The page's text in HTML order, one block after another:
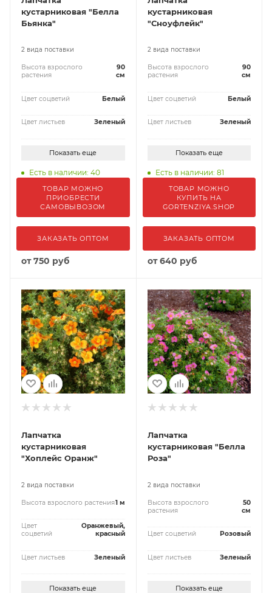
кустарниковая "Белла
Бьянка"
2 вида поставки
Высота взрослого
растения
90
см
Цвет соцветий Белый
Цвет листьев Зеленый
Показать еще
Есть в наличии: 40
ТОВАР МОЖНО
ПРИОБРЕСТИ
САМОВЫВОЗОМ
ЗАКАЗАТЬ ОПТОМ
от750 руб
кустарниковая
"Сноуфлейк"
2 вида поставки
Высота взрослого
растения
90
см
Цвет соцветий Белый
Цвет листьев Зеленый
Показать еще
Есть в наличии: 81
ТОВАР МОЖНО
КУПИТЬ НА
GORTENZIYA.SHOP
ЗАКАЗАТЬ ОПТОМ
от640 руб
Лапчатка
кустарниковая
"Хоплейс Оранж"
2 вида поставки
Высота взрослого растения1 м
Цвет
соцветий
Оранжевый,
красный
Цвет листьев Зеленый
Показать еще
Лапчатка
кустарниковая "Белла
Роза"
2 вида поставки
Высота взрослого
растения
50
см
Цвет соцветий Розовый
Цвет листьев Зеленый
Показать еще